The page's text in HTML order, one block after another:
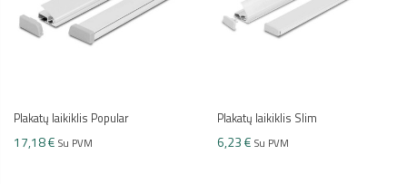
Plakatų laikiklis Popular
17,18 € Su PVM
Plakatų laikiklis Slim
6,23 € Su PVM